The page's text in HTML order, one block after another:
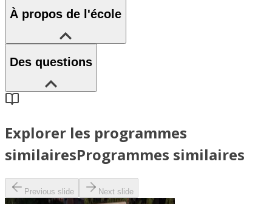
À propos de l'école
Des questions
Explorer les programmes
similairesProgrammes similaires
Previous slide Next slide